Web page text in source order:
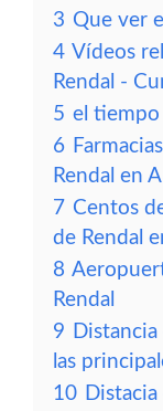
3 Que ver
4 Vídeos
Rendal -
5 el tiempo
6
Rendal en
7 Centos
de Rendal
8
Rendal
9
las
10